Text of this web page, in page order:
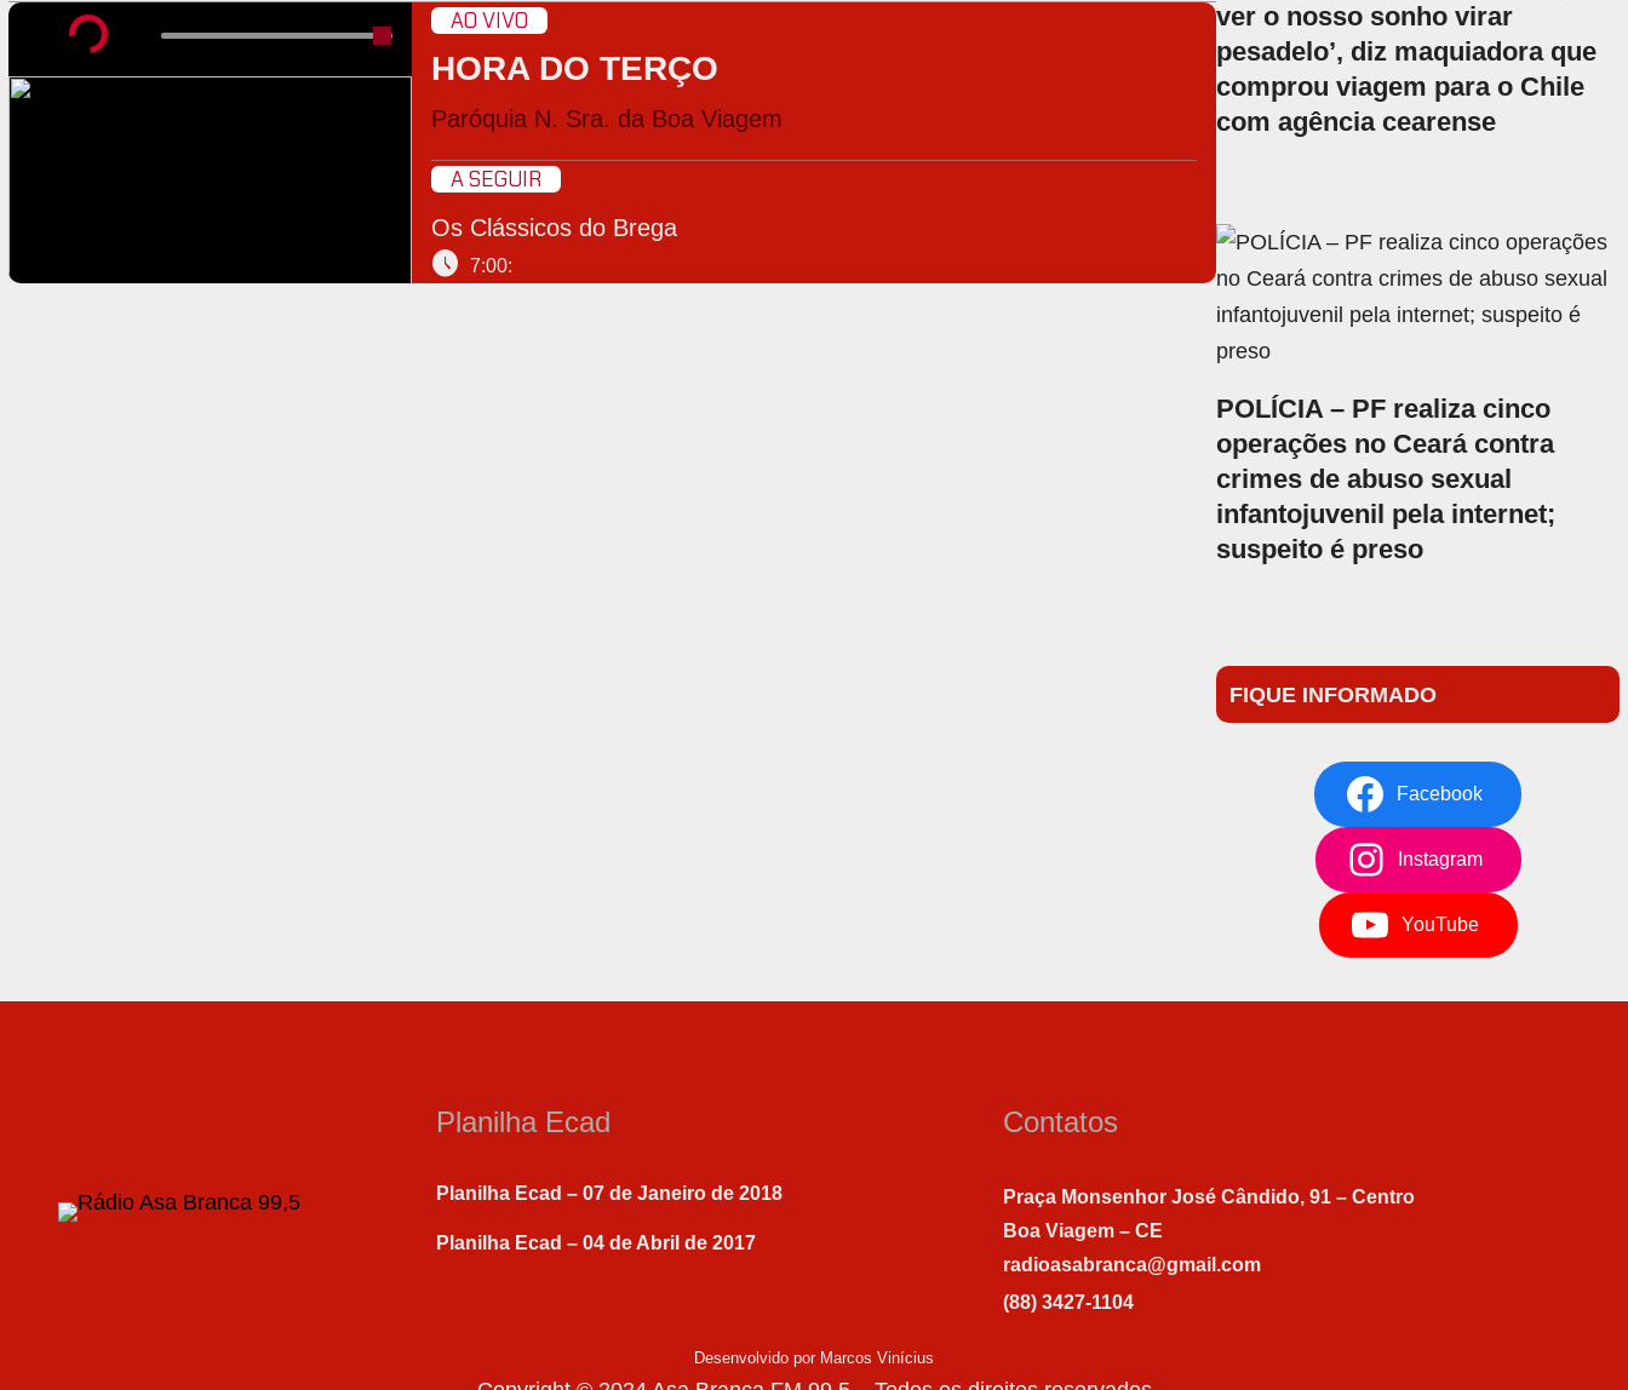
AO VIVO
HORA DO TERÇO
Paróquia N. Sra. da Boa Viagem
A SEGUIR
Os Clássicos do Brega
schedule 7:00:
ver o nosso sonho virar
pesadelo’, diz maquiadora que
comprou viagem para o Chile
com agência cearense
POLÍCIA – PF realiza cinco
operações no Ceará contra
crimes de abuso sexual
infantojuvenil pela internet;
suspeito é preso
FIQUE INFORMADO
Facebook
Instagram
YouTube
Planilha Ecad
Planilha Ecad – 07 de Janeiro de 2018
Planilha Ecad – 04 de Abril de 2017
Contatos
Praça Monsenhor José Cândido, 91 – Centro
Boa Viagem – CE
radioasabranca@gmail.com
(88) 3427-1104
Desenvolvido por Marcos Vinícius